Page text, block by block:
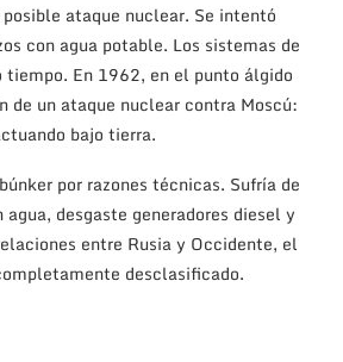
ataque nuclear. Se intentó
con agua potable. Los sistemas de
En 1962, en el punto álgido
de un ataque nuclear contra Moscú:
bajo tierra.
por razones técnicas. Sufría de
desgaste generadores diesel y
entre Rusia y Occidente, el
desclasificado.